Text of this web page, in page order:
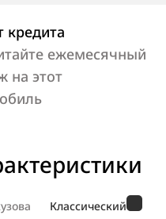
кредита
ежемесячный
на этот
Классический